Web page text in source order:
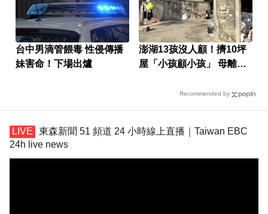
台中男滴管餵毒 性侵傳播
妹害命！下場出爐
澎湖13孩沒人顧！擠10坪
屋「小孩顧小孩」 母離家
Recommended by
東森新聞 51 頻道 24 小時線上直播｜Taiwan EBC
24h live news